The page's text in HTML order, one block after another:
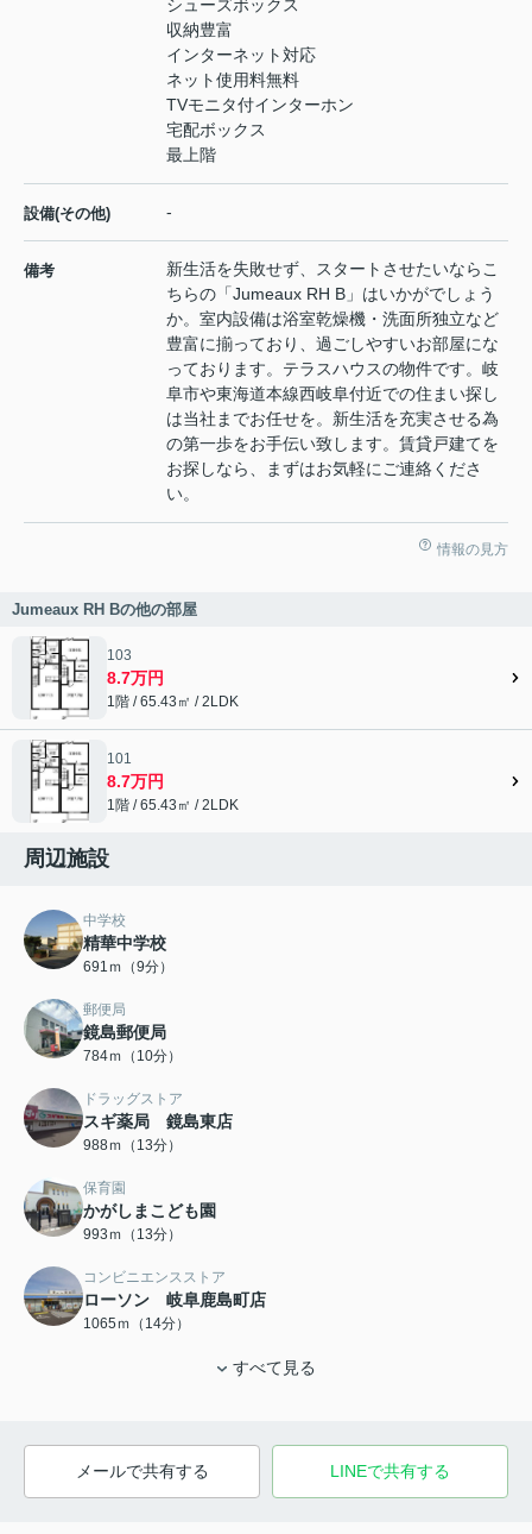
シューズボックス
収納豊富
インターネット対応
ネット使用料無料
TVモニタ付インターホン
宅配ボックス
最上階
設備(その他) -
備考
新生活を失敗せず、スタートさせたいならこ
ちらの「Jumeaux RH B」はいかがでしょう
か。室内設備は浴室乾燥機・洗面所独立など
豊富に揃っており、過ごしやすいお部屋にな
っております。テラスハウスの物件です。岐
阜市や東海道本線西岐阜付近での住まい探し
は当社までお任せを。新生活を充実させる為
の第一歩をお手伝い致します。賃貸戸建てを
お探しなら、まずはお気軽にご連絡くださ
い。
情報の見方
Jumeaux RH Bの他の部屋
103
8.7万円
1階 / 65.43㎡ / 2LDK
101
8.7万円
1階 / 65.43㎡ / 2LDK
周辺施設
中学校
精華中学校
691ｍ（9分）
郵便局
鏡島郵便局
784ｍ（10分）
ドラッグストア
スギ薬局 鏡島東店
988ｍ（13分）
保育園
かがしまこども園
993ｍ（13分）
コンビニエンスストア
ローソン 岐阜鹿島町店
1065ｍ（14分）
すべて見る
メールで共有する LINEで共有する